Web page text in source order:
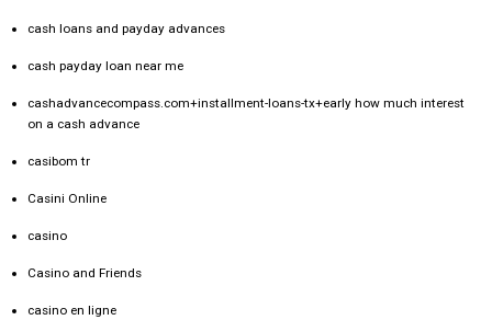
cash loans and payday advances
cash payday loan near me
cashadvancecompass.com+installment-loans-tx+early how much interest
on a cash advance
casibom tr
Casini Online
casino
Casino and Friends
casino en ligne